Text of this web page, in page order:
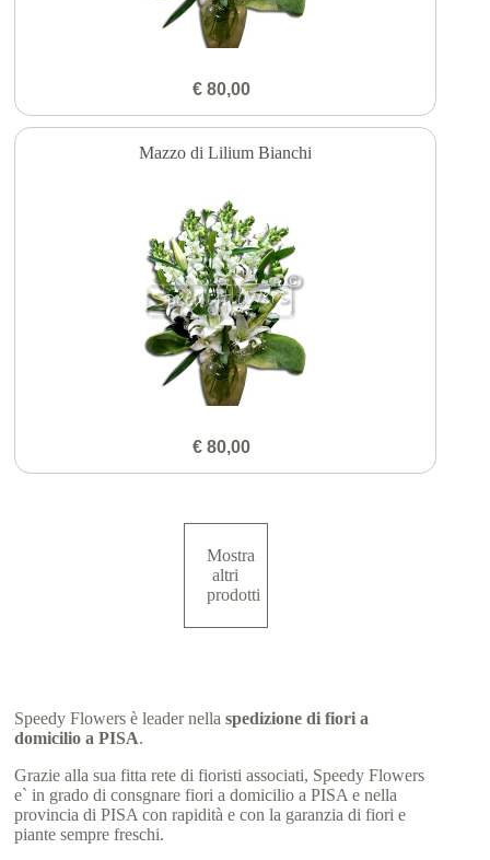
€ 80,00
Mazzo di Lilium Bianchi
€ 80,00
Mostra
altri
prodotti
Speedy Flowers è leader nellaspedizione di fiori a
domicilio a PISA.
Grazie alla sua fitta rete di fioristi associati, Speedy Flowers
e` in grado di consgnare fiori a domicilio a PISA e nella
provincia di PISA con rapidità e con la garanzia di fiori e
piante sempre freschi.